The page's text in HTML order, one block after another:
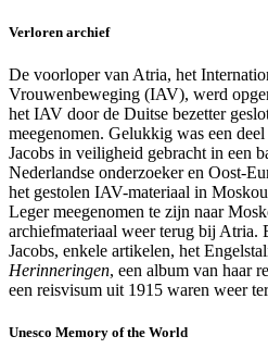
Verloren archief
De voorloper van Atria, het
Vrouwenbeweging (IAV), werd
het IAV door de Duitse bezetter
meegenomen. Gelukkig was een
Jacobs in veiligheid gebracht in een
Nederlandse onderzoeker en Oost-
het gestolen IAV-materiaal in
Leger meegenomen te zijn naar
archiefmateriaal weer terug bij Atria.
Jacobs, enkele artikelen, het
Herinneringen, een album van haar
een reisvisum uit 1915 waren weer
Unesco Memory of the World